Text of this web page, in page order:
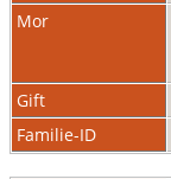
Mor
Gift
Familie-ID